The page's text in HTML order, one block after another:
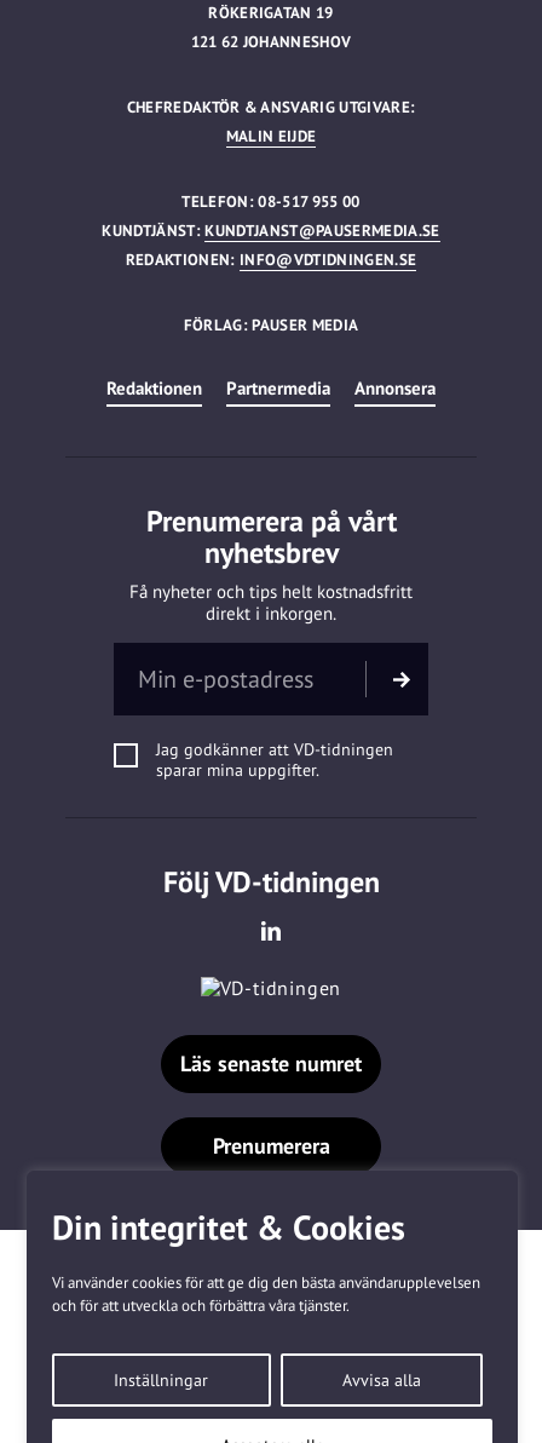
Din integritet & Cookies
Vi använder cookies för att ge dig den bästa användarupplevelsen
och för att utveckla och förbättra våra tjänster.
Inställningar Avvisa alla
RÖKERIGATAN 19
121 62 JOHANNESHOV
CHEFREDAKTÖR & ANSVARIG UTGIVARE:
MALIN EIJDE
TELEFON: 08-517 955 00
KUNDTJÄNST:KUNDTJANST@PAUSERMEDIA.SE
REDAKTIONEN: INFO@VDTIDNINGEN.SE
FÖRLAG: PAUSER MEDIA
Redaktionen Partnermedia Annonsera
Prenumerera på vårt
nyhetsbrev
Få nyheter och tips helt kostnadsfritt
direkt i inkorgen.
Jag godkänner att VD-tidningen
sparar mina uppgifter.
Följ VD-tidningen
Läs senaste numret
Prenumerera
Kundtjänst